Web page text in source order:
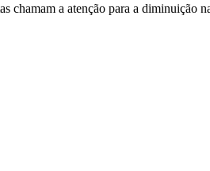
chamam a atenção para a